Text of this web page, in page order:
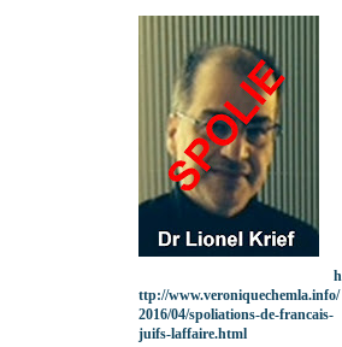
h
ttp://www.veroniquechemla.info/
2016/04/spoliations-de-francais-
juifs-laffaire.html